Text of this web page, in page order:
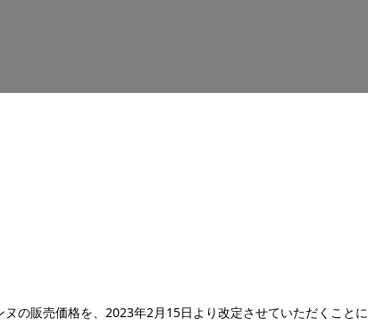
の販売価格を、2023年2月15日より改定させていただくことに